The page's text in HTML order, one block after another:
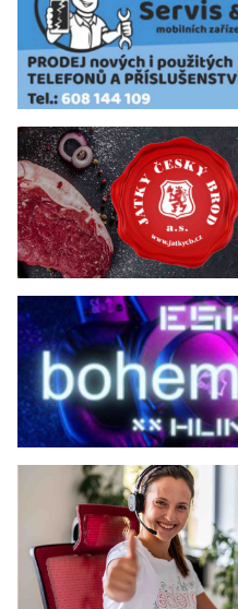
Přihlaste se k odběru
o všem